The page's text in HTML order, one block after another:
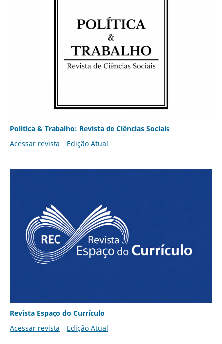
Política & Trabalho: Revista de Ciências Sociais
Acessar revista
Edição Atual
Revista Espaço do Currículo
Acessar revista
Edição Atual